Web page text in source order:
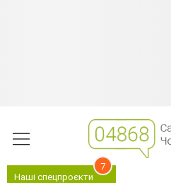
Наші спецпроєкти
7